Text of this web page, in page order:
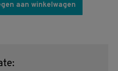
aan winkelwagen